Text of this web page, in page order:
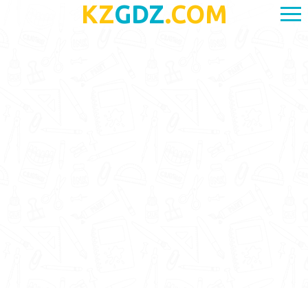
KZGDZ.COM